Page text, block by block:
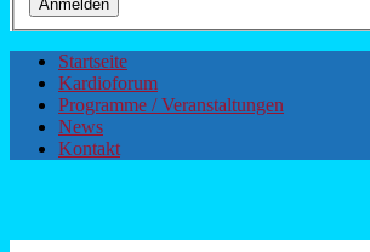
Startseite
Kardioforum
Programme / Veranstaltungen
News
Kontakt